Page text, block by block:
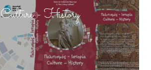
Culture - History